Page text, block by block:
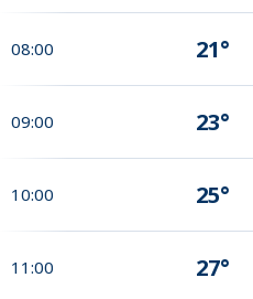
08:00 21°
09:00 23°
10:00 25°
11:00 27°